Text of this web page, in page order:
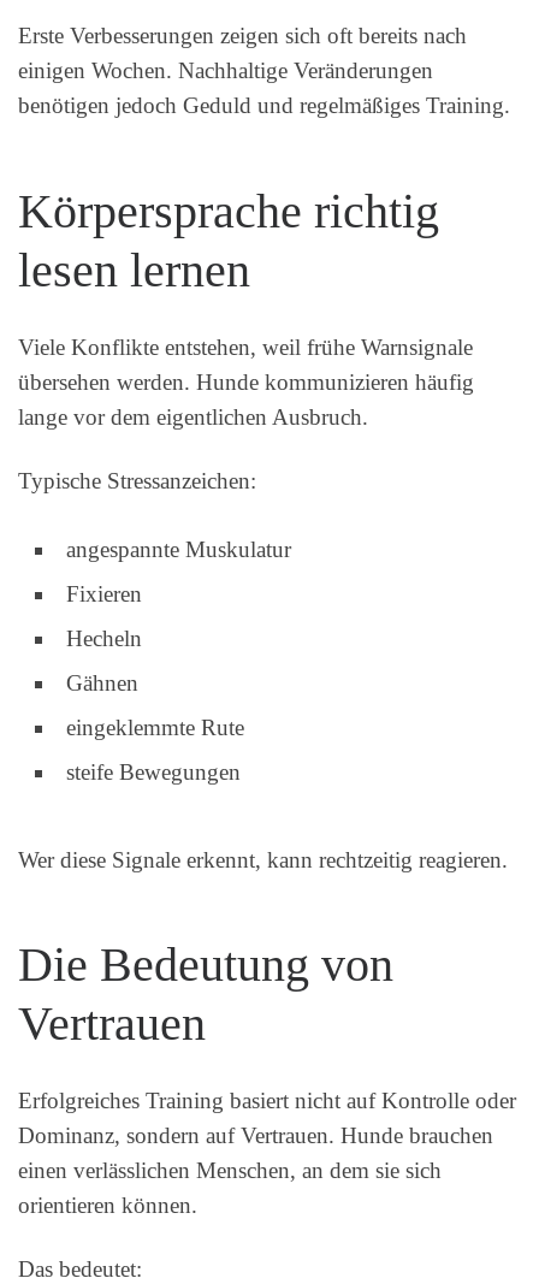
Erste Verbesserungen zeigen sich oft bereits nach
einigen Wochen. Nachhaltige Veränderungen
benötigen jedoch Geduld und regelmäßiges Training.
Körpersprache richtig
lesen lernen
Viele Konflikte entstehen, weil frühe Warnsignale
übersehen werden. Hunde kommunizieren häufig
lange vor dem eigentlichen Ausbruch.
Typische Stressanzeichen:
angespannte Muskulatur
Fixieren
Hecheln
Gähnen
eingeklemmte Rute
steife Bewegungen
Wer diese Signale erkennt, kann rechtzeitig reagieren.
Die Bedeutung von
Vertrauen
Erfolgreiches Training basiert nicht auf Kontrolle oder
Dominanz, sondern auf Vertrauen. Hunde brauchen
einen verlässlichen Menschen, an dem sie sich
orientieren können.
Das bedeutet: